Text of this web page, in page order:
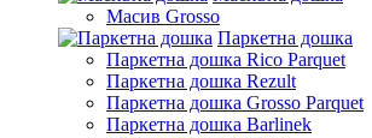
Масив Grosso
Паркетна дошка
Паркетна дошка Rico Parquet
Паркетна дошка Rezult
Паркетна дошка Grosso Parquet
Паркетна дошка Barlinek